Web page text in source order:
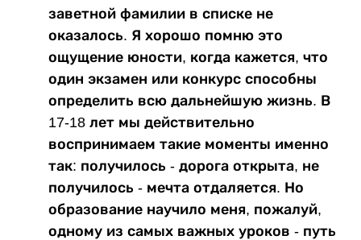
заветной фамилии в списке не
оказалось. Я хорошо помню это
ощущение юности, когда кажется, что
один экзамен или конкурс способны
определить всю дальнейшую жизнь. В
17-18 лет мы действительно
воспринимаем такие моменты именно
так: получилось - дорога открыта, не
получилось - мечта отдаляется. Но
образование научило меня, пожалуй,
одному из самых важных уроков - путь